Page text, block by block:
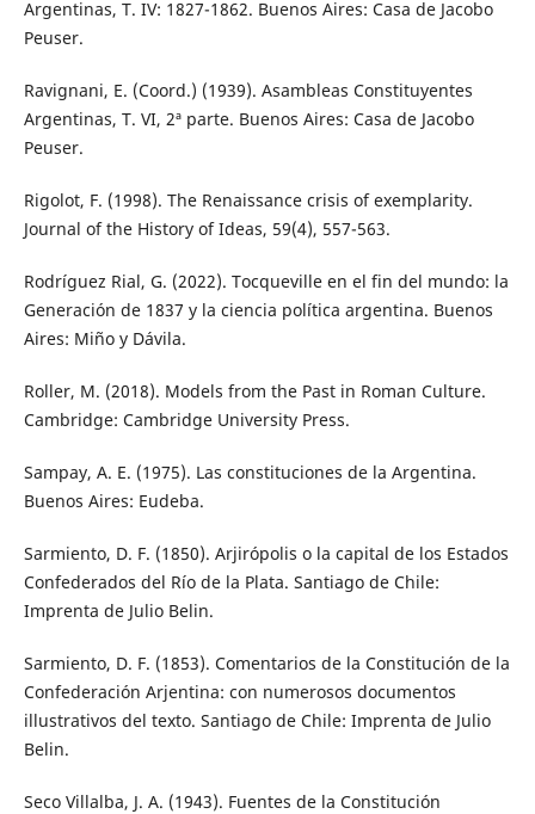
Argentinas, T. IV: 1827-1862. Buenos Aires: Casa de Jacobo
Peuser.
Ravignani, E. (Coord.) (1939). Asambleas Constituyentes
Argentinas, T. VI, 2ª parte. Buenos Aires: Casa de Jacobo
Peuser.
Rigolot, F. (1998). The Renaissance crisis of exemplarity.
Journal of the History of Ideas, 59(4), 557-563.
Rodríguez Rial, G. (2022). Tocqueville en el fin del mundo: la
Generación de 1837 y la ciencia política argentina. Buenos
Aires: Miño y Dávila.
Roller, M. (2018). Models from the Past in Roman Culture.
Cambridge: Cambridge University Press.
Sampay, A. E. (1975). Las constituciones de la Argentina.
Buenos Aires: Eudeba.
Sarmiento, D. F. (1850). Arjirópolis o la capital de los Estados
Confederados del Río de la Plata. Santiago de Chile:
Imprenta de Julio Belin.
Sarmiento, D. F. (1853). Comentarios de la Constitución de la
Confederación Arjentina: con numerosos documentos
illustrativos del texto. Santiago de Chile: Imprenta de Julio
Belin.
Seco Villalba, J. A. (1943). Fuentes de la Constitución